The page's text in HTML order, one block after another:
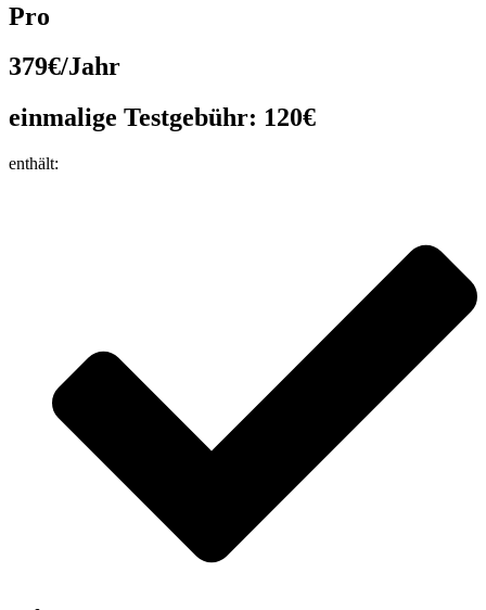
Pro
379€/Jahr
einmalige Testgebühr: 120€
enthält: